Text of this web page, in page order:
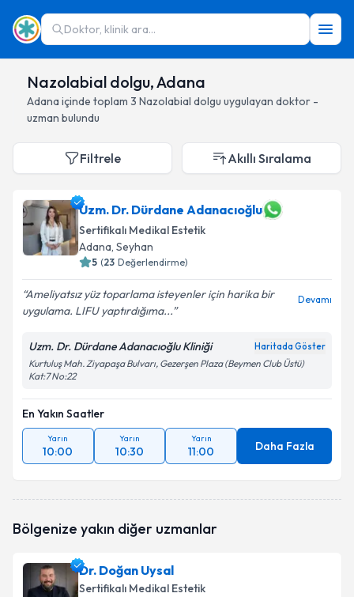
Doktor, klinik ara...
Nazolabial dolgu, Adana
Adana içinde toplam 3 Nazolabial dolgu uygulayan doktor -
uzman bulundu
Filtrele Akıllı Sıralama
Uzm. Dr. Dürdane Adanacıoğlu
Sertifikalı Medikal Estetik
Adana, Seyhan
5 (23 Değerlendirme)
Ameliyatsız yüz toparlama isteyenler için harika bir
uygulama. LIFU yaptırdığıma...
Devamı
Uzm. Dr. Dürdane Adanacıoğlu Kliniği Haritada Göster
Kurtuluş Mah. Ziyapaşa Bulvarı, Gezerşen Plaza (Beymen Club Üstü)
Kat:7 No:22
En Yakın Saatler
Yarın
10:00
Yarın
10:30
Yarın
11:00 Daha Fazla
Bölgenize yakın diğer uzmanlar
Dr. Doğan Uysal
Sertifikalı Medikal Estetik